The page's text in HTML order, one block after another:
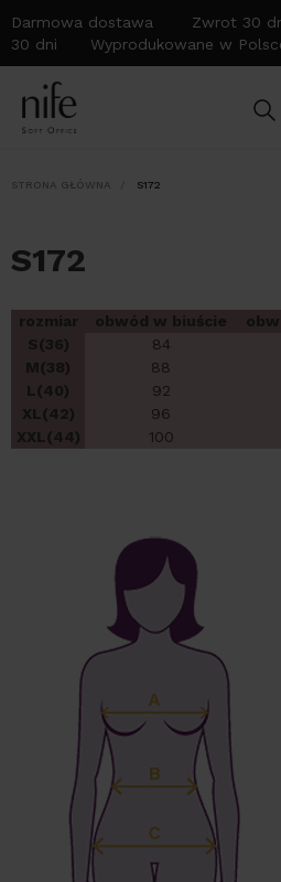
Darmowa dostawa Zwrot 30
30 dni Wyprodukowane w
STRONA GŁÓWNA S172
S172
rozmiar obwód w biuście
S(36)
84
M(38)
88
L(40)
92
XL(42)
96
XXL(44)
100